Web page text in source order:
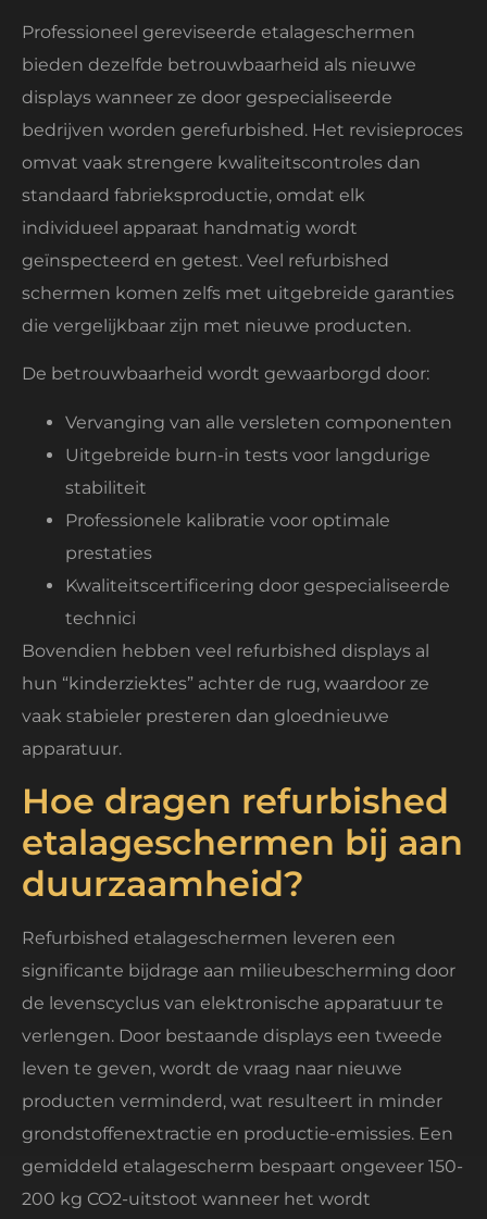
Professioneel gereviseerde etalageschermen
bieden dezelfde betrouwbaarheid als nieuwe
displays wanneer ze door gespecialiseerde
bedrijven worden gerefurbished. Het revisieproces
omvat vaak strengere kwaliteitscontroles dan
standaard fabrieksproductie, omdat elk
individueel apparaat handmatig wordt
geïnspecteerd en getest. Veel refurbished
schermen komen zelfs met uitgebreide garanties
die vergelijkbaar zijn met nieuwe producten.
De betrouwbaarheid wordt gewaarborgd door:
Vervanging van alle versleten componenten
Uitgebreide burn-in tests voor langdurige
stabiliteit
Professionele kalibratie voor optimale
prestaties
Kwaliteitscertificering door gespecialiseerde
technici
Bovendien hebben veel refurbished displays al
hun “kinderziektes” achter de rug, waardoor ze
vaak stabieler presteren dan gloednieuwe
apparatuur.
Hoe dragen refurbished
etalageschermen bij aan
duurzaamheid?
Refurbished etalageschermen leveren een
significante bijdrage aan milieubescherming door
de levenscyclus van elektronische apparatuur te
verlengen. Door bestaande displays een tweede
leven te geven, wordt de vraag naar nieuwe
producten verminderd, wat resulteert in minder
grondstoffenextractie en productie-emissies. Een
gemiddeld etalagescherm bespaart ongeveer 150-
200 kg CO2-uitstoot wanneer het wordt